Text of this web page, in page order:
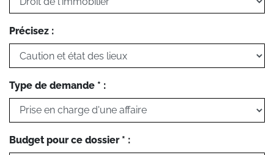
Précisez :
Type de demande * :
Budget pour ce dossier * :